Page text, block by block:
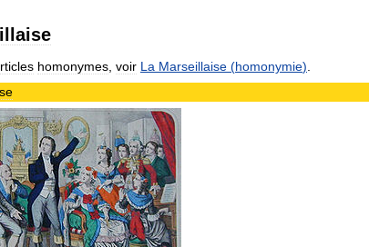
homonymes voir La Marseillaise (homonymie)